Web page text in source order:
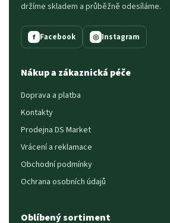
držíme skladem a průběžně odesíláme.
f Facebook ◎ Instagram
Nákup a zákaznická péče
Doprava a platba
Kontakty
Prodejna DS Market
Vrácení a reklamace
Obchodní podmínky
Ochrana osobních údajů
Oblíbený sortiment